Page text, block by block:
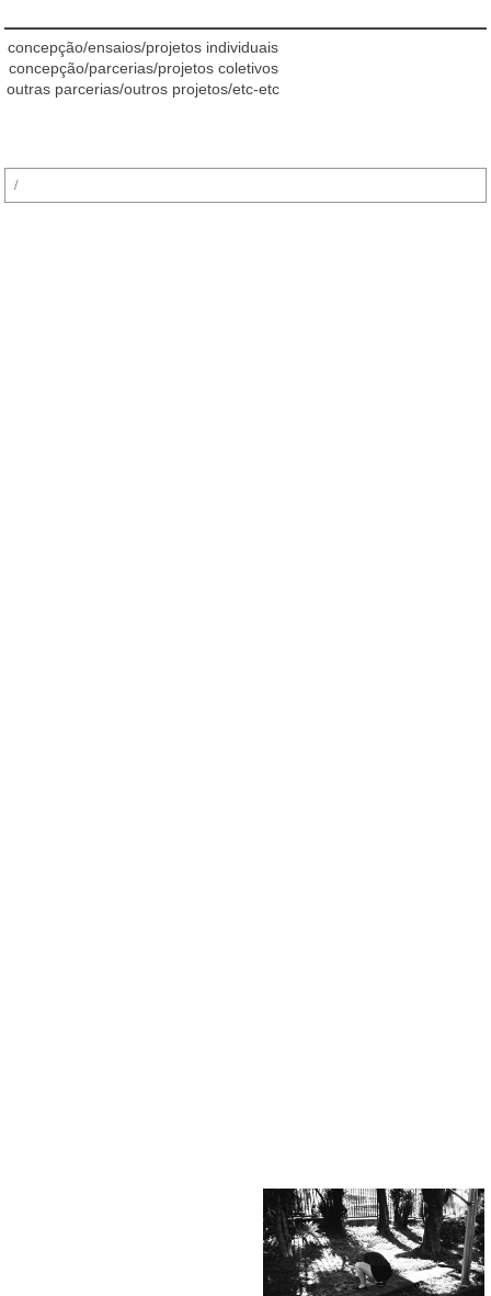
concepção/ensaios/projetos individuais
concepção/parcerias/projetos coletivos
outras parcerias/outros projetos/etc-etc
Pesquisar